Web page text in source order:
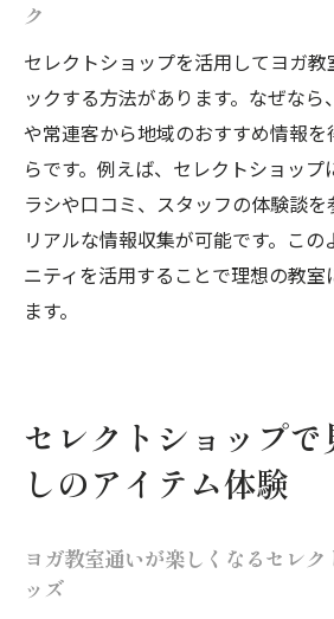
ク
セレクトショップを活用してヨガ教
ックする方法があります。なぜなら
や常連客から地域のおすすめ情報
らです。例えば、セレクトショッ
ラシや口コミ、スタッフの体験談を
リアルな情報収集が可能です。この
ニティを活用することで理想の教室
ます。
セレクトショップで
しのアイテム体験
ヨガ教室通いが楽しくなるセレ
ッズ